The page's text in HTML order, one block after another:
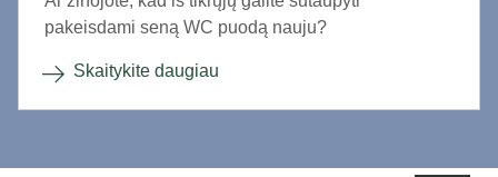
pakeisdami seną WC puodą nauju?
Skaitykite daugiau